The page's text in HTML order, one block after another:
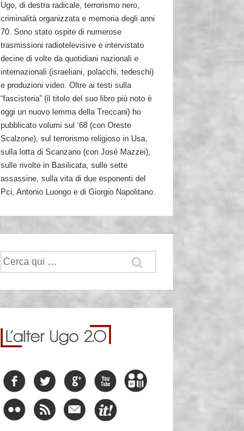
Ugo, di destra radicale, terrorismo nero,
criminalità organizzata e memoria degli anni
70. Sono stato ospite di numerose
trasmissioni radiotelevisive e intervistato
decine di volte da quotidiani nazionali e
internazionali (israeliani, polacchi, tedeschi)
e produzioni video. Oltre ai testi sulla
“fascisteria” (il titolo del suo libro più noto è
oggi un nuovo lemma della Treccani) ho
pubblicato volumi sul ‘68 (con Oreste
Scalzone), sul terrorismo religioso in Usa,
sulla lotta di Scanzano (con José Mazzei),
sulle rivolte in Basilicata, sulle sette
assassine, sulla vita di due esponenti del
Pci, Antonio Luongo e di Giorgio Napolitano.
Cerca: